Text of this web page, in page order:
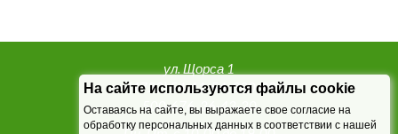
ул. Щорса 1
т. (4722) 54-11-54, 380-980,
500-676, 36-43-20
На сайте используются файлы cookie
Оставаясь на сайте, вы выражаете свое согласие на
обработку персональных данных в соответствии с нашей